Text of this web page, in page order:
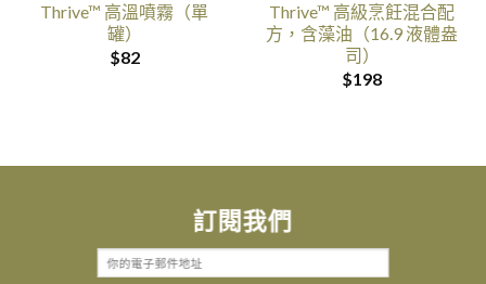
Thrive™ 高溫噴霧（單
罐）
$82
Thrive™ 高級烹飪混合配
方，含藻油（16.9 液體盎
司）
$198
訂閱我們